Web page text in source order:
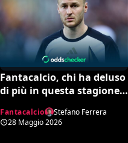
Fantacalcio, chi ha deluso
di più in questa stagione: i
Fantacalcio
Stefano Ferrera
28 Maggio 2026